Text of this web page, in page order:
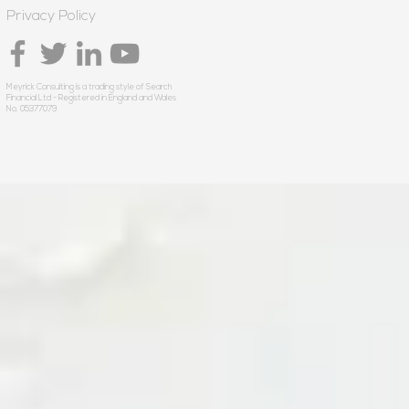
Privacy Policy
Meyrick Consulting is a trading style of Search
Financial Ltd - Registered in England and Wales
No. 05377079